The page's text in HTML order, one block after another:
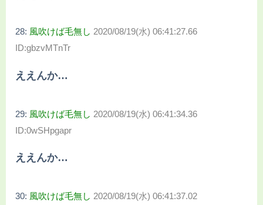
28: 風吹けば毛無し 2020/08/19(水) 06:41:27.66
ID:gbzvMTnTr
ええんか…
29: 風吹けば毛無し 2020/08/19(水) 06:41:34.36
ID:0wSHpgapr
ええんか…
30: 風吹けば毛無し 2020/08/19(水) 06:41:37.02